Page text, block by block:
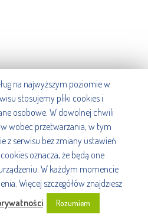
na najwyższym poziomie w
stosujemy pliki cookies i
osobowe. W dowolnej chwili
wobec przetwarzania, w tym
z serwisu bez zmiany ustawień
oznacza, że będą one
W każdym momencie
Więcej szczegółów znajdziesz
. Rozumiem